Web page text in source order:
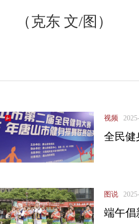
（克东 文/图）
视频
全民健
图说
端午倡